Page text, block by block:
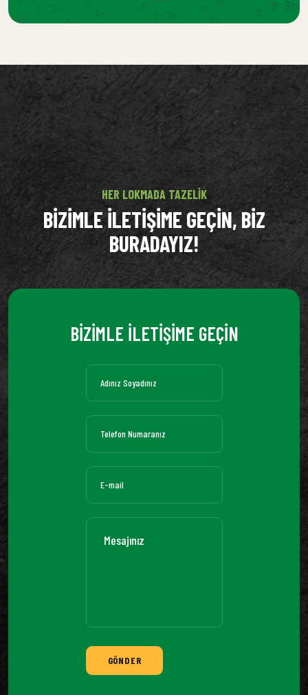
HER LOKMADA TAZELIK
BIZIMLE ILETIŞIME GEÇIN, BIZ
BURADAYIZ!
BİZİMLE İLETİŞİME GEÇİN
GÖNDER